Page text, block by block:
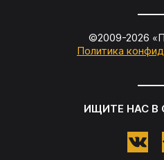
©2009-2026 «
Политика
ИЩИТЕ НАС В